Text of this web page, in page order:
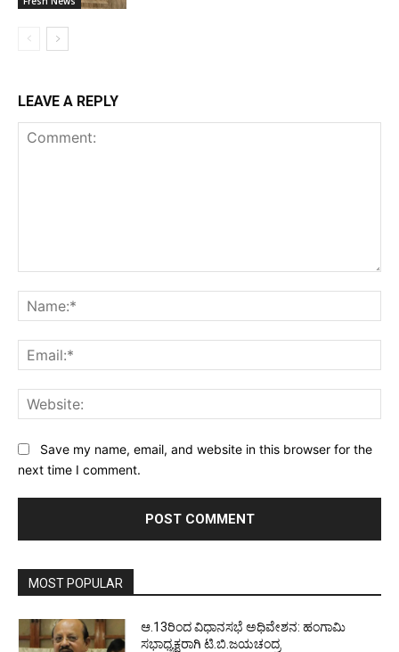
LEAVE A REPLY
Save my name, email, and website in this browser for the
next time I comment.
MOST POPULAR
ಆ.13ರಿಂದ ವಿಧಾನಸಭೆ ಅಧಿವೇಶನ: ಹಂಗಾಮಿ
ಸಭಾಧ್ಯಕ್ಷರಾಗಿ ಟಿ.ಬಿ.ಜಯಚಂದ್ರ